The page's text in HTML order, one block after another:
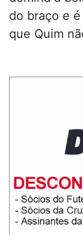
do braço e
que Quim